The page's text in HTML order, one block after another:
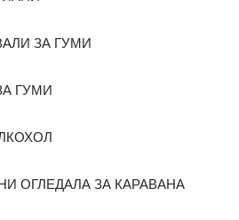
ЗА ГУМИ
ГУМИ
ОГЛЕДАЛА ЗА КАРАВАНА